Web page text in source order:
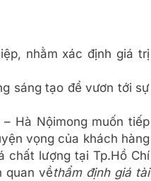
nhằm xác định giá trị
sáng tạo để vươn tới sự
Hà Nộimong muốn tiếp
vọng của khách hàng
chất lượng tại Tp.Hồ Chí
quan vềthẩm định giá tài